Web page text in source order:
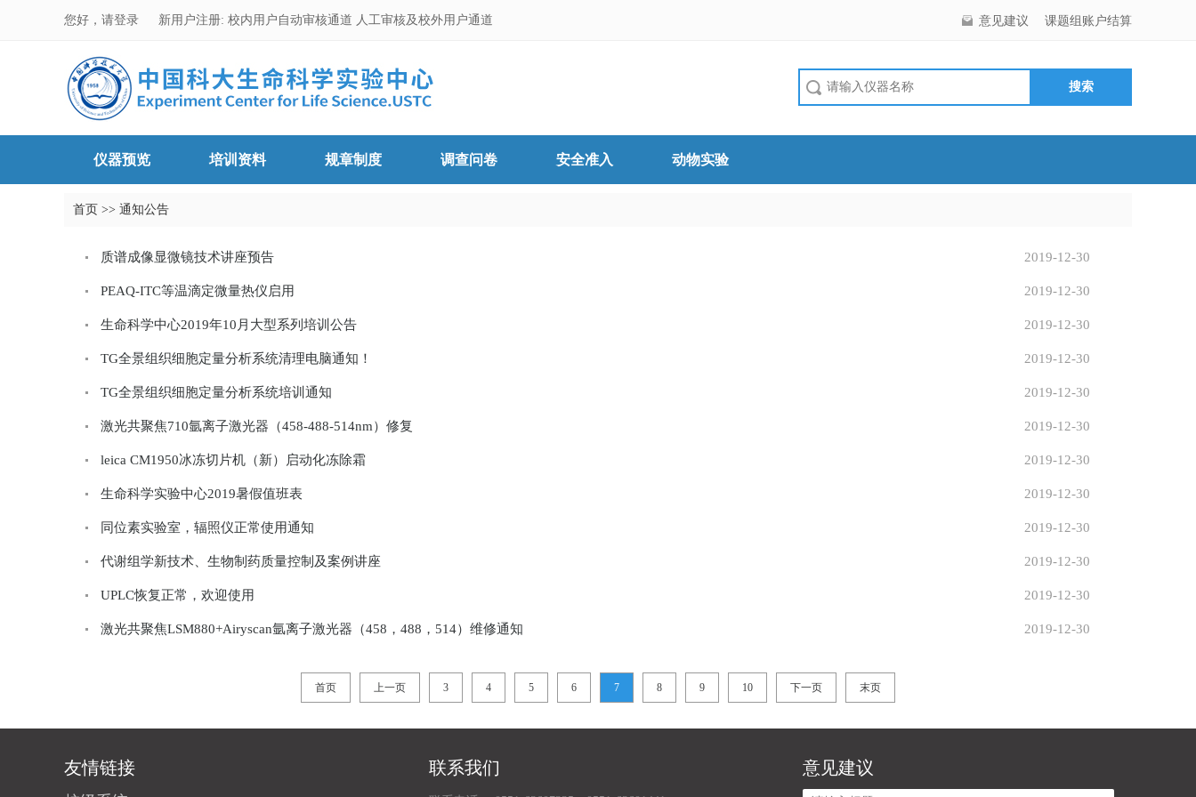
课题组账户结算
意见建议
您好，请登录 新用户注册: 校内用户自动审核通道 人工审核及校外用户通道
仪器预览 培训资料 规章制度 调查问卷 安全准入 动物实验
首页 >> 通知公告
质谱成像显微镜技术讲座预告 2019-12-30
PEAQ-ITC等温滴定微量热仪启用 2019-12-30
生命科学中心2019年10月大型系列培训公告 2019-12-30
TG全景组织细胞定量分析系统清理电脑通知！ 2019-12-30
TG全景组织细胞定量分析系统培训通知 2019-12-30
激光共聚焦710氩离子激光器（458-488-514nm）修复 2019-12-30
leica CM1950冰冻切片机（新）启动化冻除霜 2019-12-30
生命科学实验中心2019暑假值班表 2019-12-30
同位素实验室，辐照仪正常使用通知 2019-12-30
代谢组学新技术、生物制药质量控制及案例讲座 2019-12-30
UPLC恢复正常，欢迎使用 2019-12-30
激光共聚焦LSM880+Airyscan氩离子激光器（458，488，514）维修通知 2019-12-30
首页 上一页 3 4 5 6 7 8 9 10 下一页 末页
友情链接 联系我们 意见建议